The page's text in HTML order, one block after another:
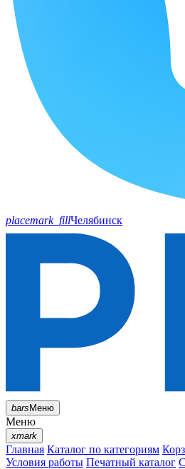
placemark_fillЧелябинск
barsМеню
Меню
xmark
Главная Каталог по категориям
Условия работы Печатный каталог